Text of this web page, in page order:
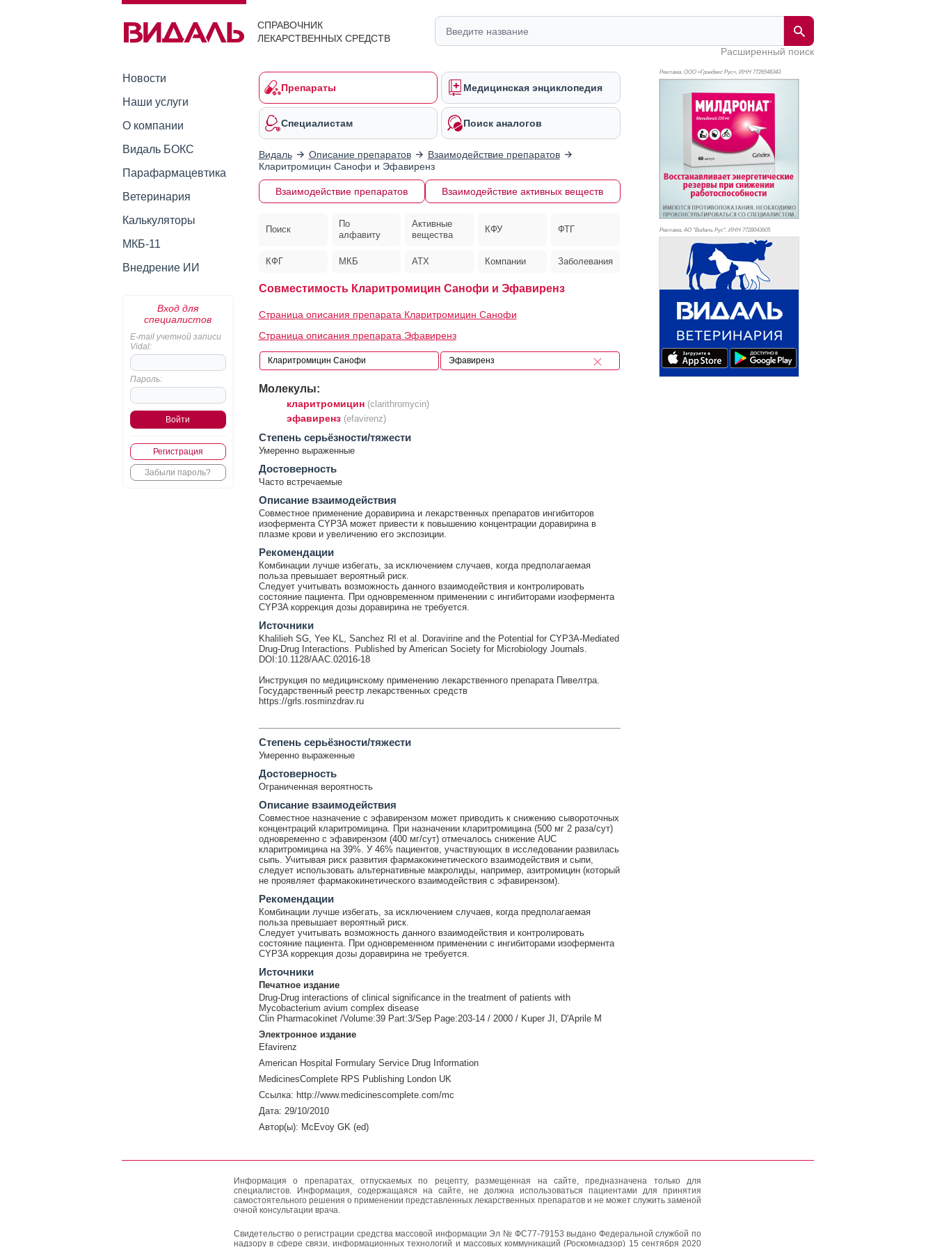
СПРАВОЧНИК
ЛЕКАРСТВЕННЫХ СРЕДСТВ
Расширенный поиск
Новости
Наши услуги
О компании
Видаль БОКС
Парафармацевтика
Ветеринария
Калькуляторы
МКБ-11
Внедрение ИИ
Вход для
специалистов
E-mail учетной записи
Vidal:
Пароль:
Регистрация
Забыли пароль?
Препараты Медицинская энциклопедия
Специалистам Поиск аналогов
Видаль Описание препаратов
Взаимодействие препаратов
Кларитромицин Санофи и Эфавиренз
Взаимодействие препаратов Взаимодействие активных веществ
Поиск
По
алфавиту
Активные
вещества
КФУ ФТГ
КФГ МКБ АТХ Компании Заболевания
Совместимость Кларитромицин Санофи и Эфавиренз
Страница описания препарата Кларитромицин Санофи
Страница описания препарата Эфавиренз
Молекулы:
кларитромицин (clarithromycin)
эфавиренз (efavirenz)
Cтепень серьёзности/тяжести
Умеренно выраженные
Достоверность
Часто встречаемые
Описание взаимодействия
Совместное применение доравирина и лекарственных препаратов ингибиторов
изофермента CYP3A может привести к повышению концентрации доравирина в
плазме крови и увеличению его экспозиции.
Рекомендации
Комбинации лучше избегать, за исключением случаев, когда предполагаемая
польза превышает вероятный риск.
Следует учитывать возможность данного взаимодействия и контролировать
состояние пациента. При одновременном применении с ингибиторами изофермента
CYP3A коррекция дозы доравирина не требуется.
Источники
Khalilieh SG, Yee KL, Sanchez RI et al. Doravirine and the Potential for CYP3A-Mediated
Drug-Drug Interactions. Published by American Society for Microbiology Journals.
DOI:10.1128/AAC.02016-18
Инструкция по медицинскому применению лекарственного препарата Пивелтра.
Государственный реестр лекарственных средств
https://grls.rosminzdrav.ru
Cтепень серьёзности/тяжести
Умеренно выраженные
Достоверность
Ограниченная вероятность
Описание взаимодействия
Совместное назначение с эфавирензом может приводить к снижению сывороточных
концентраций кларитромицина. При назначении кларитромицина (500 мг 2 раза/сут)
одновременно с эфавирензом (400 мг/сут) отмечалось снижение AUC
кларитромицина на 39%. У 46% пациентов, участвующих в исследовании развилась
сыпь. Учитывая риск развития фармакокинетического взаимодействия и сыпи,
следует использовать альтернативные макролиды, например, азитромицин (который
не проявляет фармакокинетического взаимодействия с эфавирензом).
Рекомендации
Комбинации лучше избегать, за исключением случаев, когда предполагаемая
польза превышает вероятный риск.
Следует учитывать возможность данного взаимодействия и контролировать
состояние пациента. При одновременном применении с ингибиторами изофермента
CYP3A коррекция дозы доравирина не требуется.
Источники
Печатное издание
Drug-Drug interactions of clinical significance in the treatment of patients with
Mycobacterium avium complex disease
Clin Pharmacokinet /Volume:39 Part:3/Sep Page:203-14 / 2000 / Kuper JI, D'Aprile M
Электронное издание
Efavirenz
American Hospital Formulary Service Drug Information
MedicinesComplete RPS Publishing London UK
Ссылка: http://www.medicinescomplete.com/mc
Дата: 29/10/2010
Автор(ы): McEvoy GK (ed)
Реклама. ООО «Гриндекс Рус», ИНН 7726548343
Реклама. АО "Видаль Рус", ИНН 7728043605
Информация о препаратах, отпускаемых по рецепту, размещенная на сайте, предназначена только для
специалистов. Информация, содержащаяся на сайте, не должна использоваться пациентами для принятия
самостоятельного решения о применении представленных лекарственных препаратов и не может служить заменой
очной консультации врача.
Свидетельство о регистрации средства массовой информации Эл № ФС77-79153 выдано Федеральной службой по
надзору в сфере связи, информационных технологий и массовых коммуникаций (Роскомнадзор) 15 сентября 2020